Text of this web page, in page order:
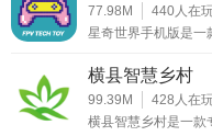
77.98M 440 人在
星奇世界手机版是一
横县智慧乡村
99.39M 428 人在
横县智慧乡村是一款